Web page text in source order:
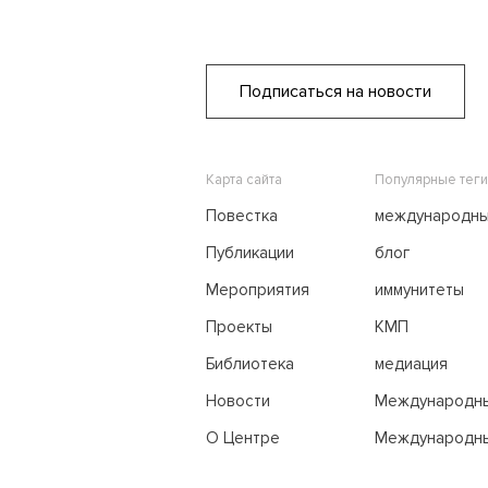
Подписаться на новости
Карта сайта
Повестка
Публикации
Мероприятия
Проекты
Библиотека
Новости
О Центре
Популярные теги
блог
иммунитеты
КМП
медиация
праву